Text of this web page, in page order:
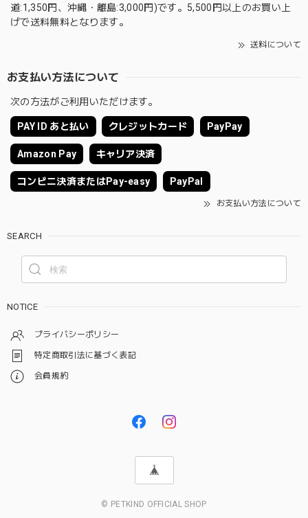
道:1,350円、沖縄・離島:3,000円)です。5,500円以上のお買い上
げで送料無料となります。
送料について
お支払い方法について
次の方法がご利用いただけます。
PAY ID あと払い クレジットカード PayPay
Amazon Pay キャリア決済
コンビニ決済またはPay-easy PayPal
お支払い方法について
SEARCH
NOTICE
プライバシーポリシー
特定商取引法に基づく表記
会員規約
© PETKIND OFFICIAL SHOP